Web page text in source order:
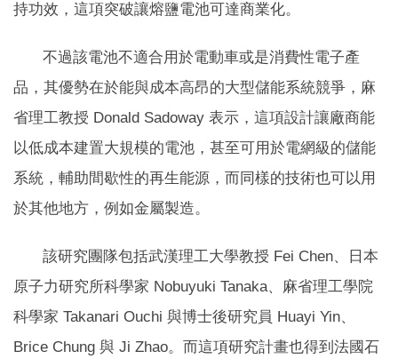
持功效，這項突破讓熔鹽電池可達商業化。
不過該電池不適合用於電動車或是消費性電子產
品，其優勢在於能與成本高昂的大型儲能系統競爭，麻
省理工教授 Donald Sadoway 表示，這項設計讓廠商能
以低成本建置大規模的電池，甚至可用於電網級的儲能
系統，輔助間歇性的再生能源，而同樣的技術也可以用
於其他地方，例如金屬製造。
該研究團隊包括武漢理工大學教授 Fei Chen、日本
原子力研究所科學家 Nobuyuki Tanaka、麻省理工學院
科學家 Takanari Ouchi 與博士後研究員 Huayi Yin、
Brice Chung 與 Ji Zhao。而這項研究計畫也得到法國石